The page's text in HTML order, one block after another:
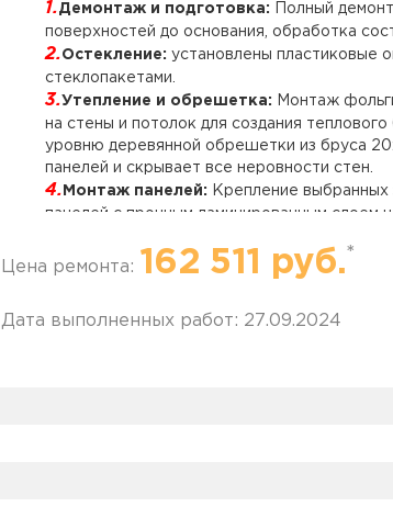
Демонтаж и подготовка: Полный
поверхностей до основания, обработка
Остекление: установлены пластиковые
стеклопакетами.
Утепление и обрешетка: Монтаж
на стены и потолок для создания
уровню деревянной обрешетки из бруса
панелей и скрывает все неровности стен.
Монтаж панелей: Крепление выбранных
панелей с прочным ламинированным слоем
аккуратными внутренними уголками.
Произведена
влагостойкой шпунтованной OSB-плиты
теплую комнату. Отделка полностью
скрытая система теплого пола позволяет
Цена ремонта: 162 511 руб.*
Дата выполненных работ: 27.09.2024